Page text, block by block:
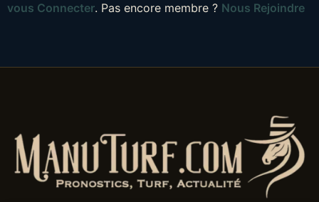
vous Connecter. Pas encore membre ? Nous Rejoindre